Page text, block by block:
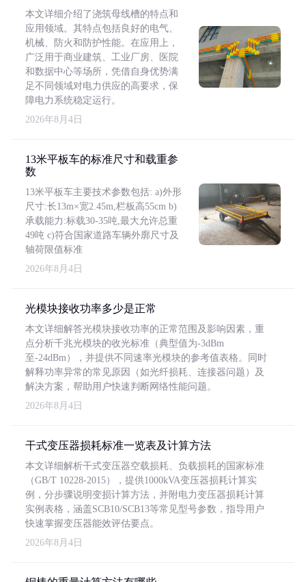
本文详细介绍了浇筑母线槽的特点和
应用领域。其特点包括良好的电气、
机械、防火和防护性能。在应用上，
广泛用于商业建筑、工业厂房、医院
和数据中心等场所，凭借自身优势满
足不同领域对电力供应的高要求，保
障电力系统稳定运行。
2026年8月4日
13米平板车的标准尺寸和载重参
数
13米平板车主要技术参数包括: a)外形
尺寸:长13m×宽2.45m,栏板高55cm b)
承载能力:标载30-35吨,最大允许总重
49吨 c)符合国家道路车辆外廓尺寸及
轴荷限值标准
2026年8月4日
光模块接收功率多少是正常
本文详细解答光模块接收功率的正常范围及影响因素，重
点分析千兆光模块的收光标准（典型值为-3dBm
至-24dBm），并提供不同速率光模块的参考值表格。同时
解释功率异常的常见原因（如光纤损耗、连接器问题）及
解决方案，帮助用户快速判断网络性能问题。
2026年8月4日
干式变压器损耗标准一览表及计算方法
本文详细解析干式变压器空载损耗、负载损耗的国家标准
（GB/T 10228-2015），提供1000kVA变压器损耗计算实
例，分步骤说明变损计算方法，并附电力变压器损耗计算
实例表格，涵盖SCB10/SCB13等常见型号参数，指导用户
快速掌握变压器能效评估要点。
2026年8月4日